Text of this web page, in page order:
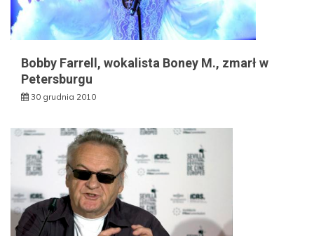
Bobby Farrell, wokalista Boney M., zmarł w
Petersburgu
30 grudnia 2010